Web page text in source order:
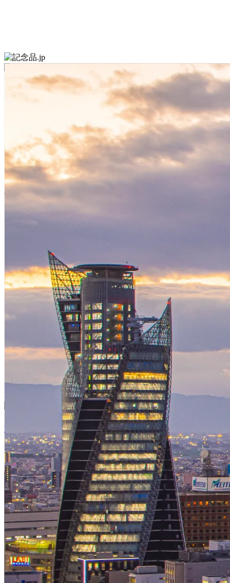
オリジナルデザインのクオカ
ードや図書カードで
さまざまな記念品をお作りで
きます。
また、短納期にも対応致しま
す。
デザインを選ぶ
法人イベント関係
ホールインワン
お値打ちシリーズ
自由画像
その他記念品
イメージで選択
お申込み手順
お問い合せ
会社概要
通販法に基づく表記
プライバシーポリシー
DESIGNS 記念品に最適なバラエティ豊かなデザイン
退職記念品
デザインを確認